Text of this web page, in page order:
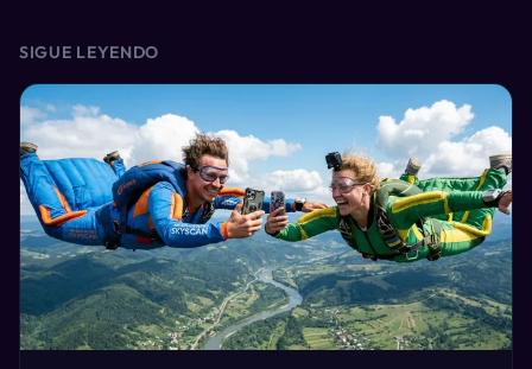
SIGUE LEYENDO